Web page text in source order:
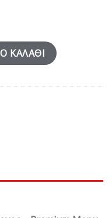
Menu ποσότητα
ΚΑΛΆΘΙ